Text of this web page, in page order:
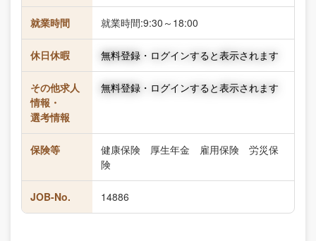
就業時間 就業時間:9:30～18:00
休日休暇 無料登録・ログインすると表示されます
その他求人
情報・
選考情報
無料登録・ログインすると表示されます
保険等
健康保険 厚生年金 雇用保険 労災保
険
JOB-No. 14886